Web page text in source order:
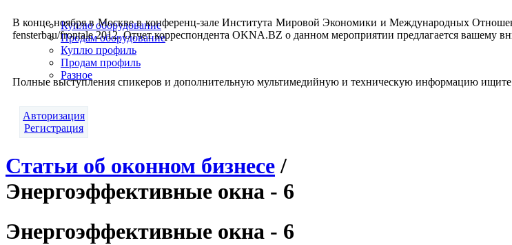
Куплю оборудование
Продам оборудование
Куплю профиль
Продам профиль
Разное
В кон­це но­яб­ря в Моск­ве в кон­фе­ренц-за­ле Инс­ти­тута Ми­ровой Эко­номи­ки и Меж­ду­народ­ных
fens­ter­bau/fron­ta­le 2012. От­чет кор­респон­дента OK­NA.BZ о дан­ном ме­роп­ри­ятии пред­ла­га­ет­ся ва­шему
Пол­ные выс­тупле­ния спи­керов и до­пол­ни­тель­ную муль­ти­медий­ную и тех­ни­чес­кую ин­форма­цию
Авторизация
Регистрация
Статьи об оконном бизнесе /
Энергоэффективные окна - 6
Энергоэффективные окна - 6